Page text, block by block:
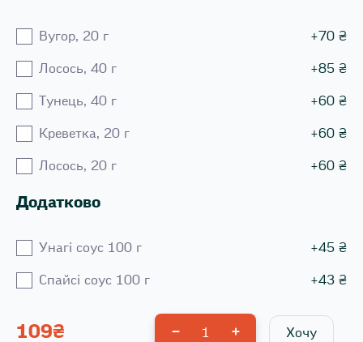
Вугор, 20 г +70 ₴
Лосось, 40 г +85 ₴
Тунець, 40 г +60 ₴
Креветка, 20 г +60 ₴
Лосось, 20 г +60 ₴
Додатково
Унагі соус 100 г +45 ₴
Спайсі соус 100 г +43 ₴
109₴ 1 Хочу